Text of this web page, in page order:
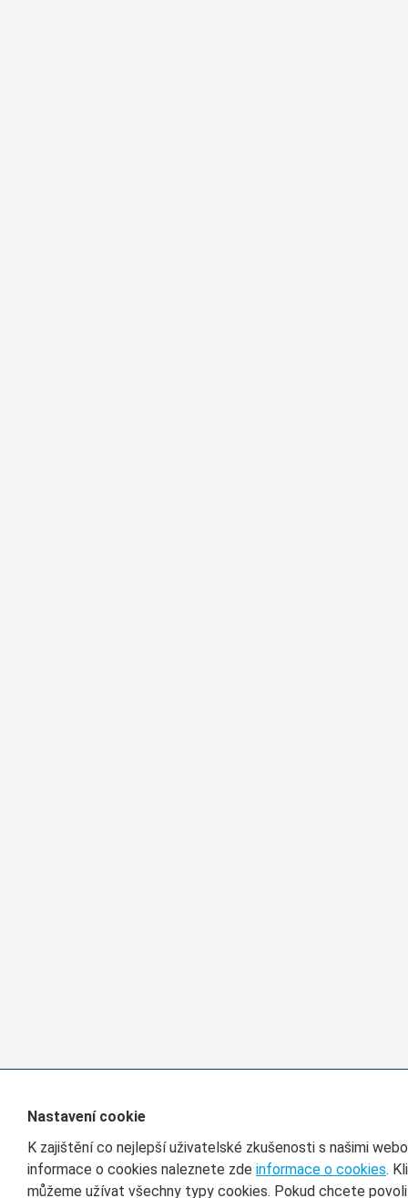
Nastavení cookie
K zajištění co nejlepší uživatelské zkušenosti s našimi
informace o cookies naleznete zde informace o cookies.
můžeme užívat všechny typy cookies. Pokud chcete